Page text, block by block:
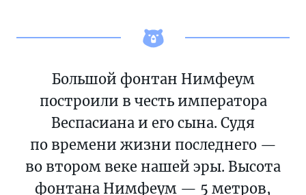
Большой фонтан Нимфеум
построили в честь императора
Веспасиана и его сына. Судя
по времени жизни последнего —
во втором веке нашей эры. Высота
фонтана Нимфеум — 5 метров,